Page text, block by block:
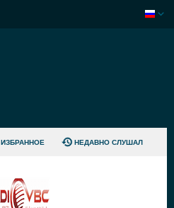
ИЗБРАННОЕ НЕДАВНО СЛУШАЛ